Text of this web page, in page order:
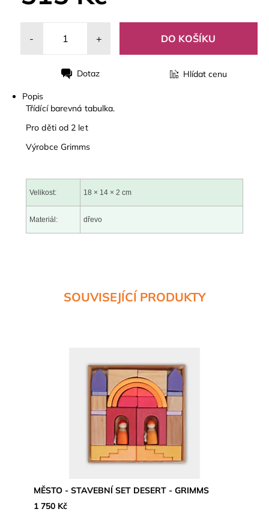
- +
Dotaz Hlídat cenu
Popis
Třídící barevná tabulka.
Pro děti od 2 let
Výrobce Grimms
Velikost: 18 × 14 × 2 cm
Materiál: dřevo
SOUVISEJÍCÍ PRODUKTY
MĚSTO - STAVEBNÍ SET DESERT - GRIMMS
1 750 Kč